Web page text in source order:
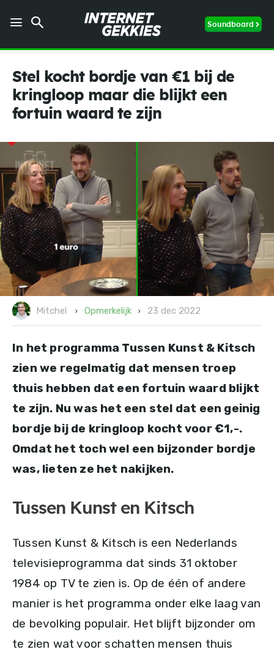
Soundboard
Stel kocht bordje van €1 bij de
kringloop maar die blijkt een
fortuin waard te zijn
Mitchel Opmerkelijk 23 dec 2022
In het programma Tussen Kunst & Kitsch
zien we regelmatig dat mensen troep
thuis hebben dat een fortuin waard blijkt
te zijn. Nu was het een stel dat een geinig
bordje bij de kringloop kocht voor €1,-.
Omdat het toch wel een bijzonder bordje
was, lieten ze het nakijken.
Tussen Kunst en Kitsch
Tussen Kunst & Kitsch is een Nederlands
televisieprogramma dat sinds 31 oktober
1984 op TV te zien is. Op de één of andere
manier is het programma onder elke laag van
de bevolking populair. Het blijft bijzonder om
te zien wat voor schatten mensen thuis